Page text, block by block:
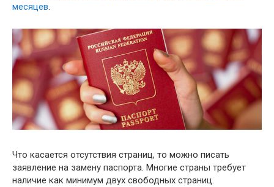
месяцев.
Что касается отсутствия страниц, то можно писать
заявление на замену паспорта. Многие страны требует
наличие как минимум двух свободных страниц.